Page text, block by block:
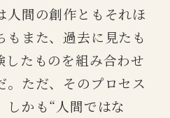
人間の創作ともそれほ
もまた、過去に見たも
したものを組み合わせ
。ただ、そのプロセス
かも“人間ではな